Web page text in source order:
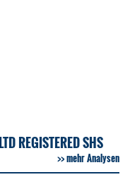
REGISTERED SHS
mehr Analysen